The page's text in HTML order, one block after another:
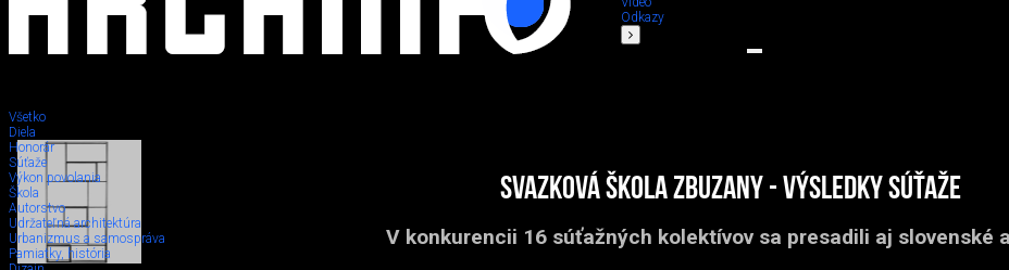
Odkazy
Všetko
Diela
Honorár
Súťaže
Výkon povolania
Škola
Autorstvo
Udržateľná architektúra
Urbanizmus a samospráva
Pamiatky, história
Svazková škola Zbuzany - výsledky súťaže
V konkurencii 16 súťažných kolektívov sa presadili aj slovenské